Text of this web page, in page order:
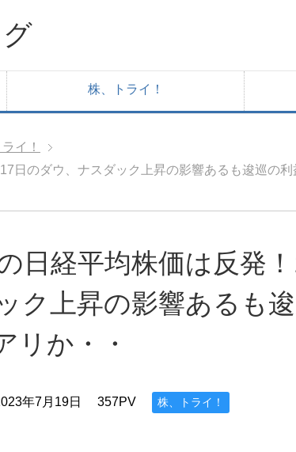
株、トライ！
イ！
日のダウ、ナスダック上昇の影響あるも逡巡の利
日経平均株価は反発！
ク上昇の影響あるも
リか・・
年7月19日 357PV 株、トライ！